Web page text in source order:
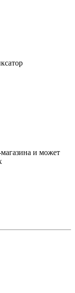
и может